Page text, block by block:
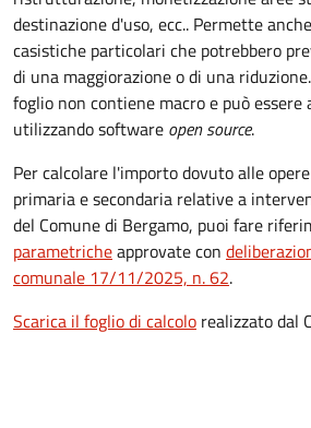
destinazione d'uso, ecc.. Permette
casistiche particolari che potrebbero
di una maggiorazione o di una
foglio non contiene macro e può essere
utilizzando software open source.
Per calcolare l'importo dovuto alle
primaria e secondaria relative a
del Comune di Bergamo, puoi fare
parametricheapprovate con
comunale 17/11/2025, n. 62.
Scarica il foglio di calcolo realizzato dal